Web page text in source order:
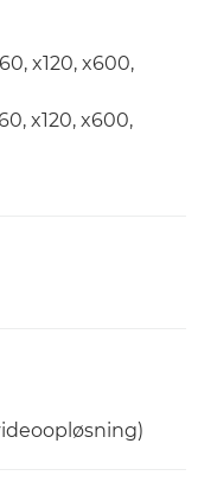
x120, x600,
x120, x600,